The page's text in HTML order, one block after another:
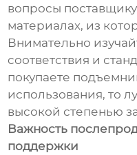
вопросы
материалах, из
Внимательно
соответствия и
покупаете
использования, то
высокой степенью
Важность
поддержки